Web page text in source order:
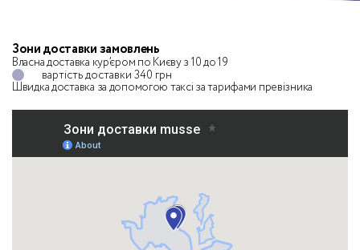
Зони доставки замовлень
Власна доставка кур’єром по Києву з 10 до 19
вартість доставки 340 грн
Швидка доставка за допомогою таксіза тарифами превізника